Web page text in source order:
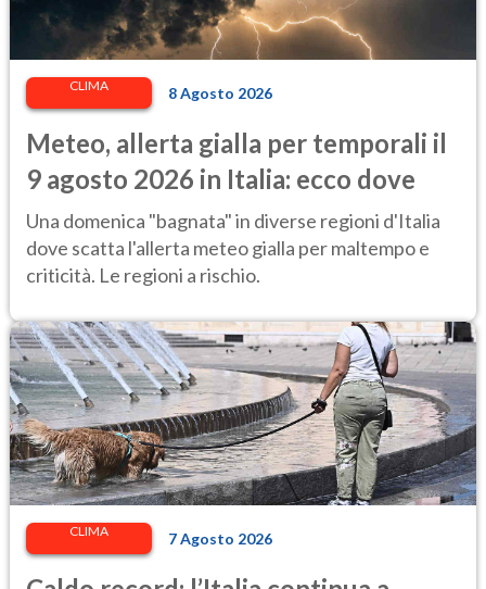
CLIMA 8 Agosto 2026
Meteo, allerta gialla per temporali il
9 agosto 2026 in Italia: ecco dove
Una domenica "bagnata" in diverse regioni d'Italia
dove scatta l'allerta meteo gialla per maltempo e
criticità. Le regioni a rischio.
CLIMA 7 Agosto 2026